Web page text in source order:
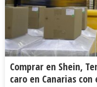
Comprar en Shein,
caro en Canarias